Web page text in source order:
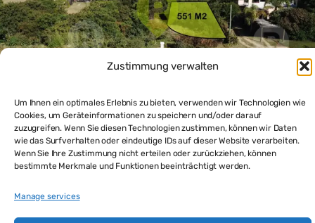
Zustimmung verwalten
Um Ihnen ein optimales Erlebnis zu bieten, verwenden wir Technologien wie
Cookies, um Geräteinformationen zu speichern und/oder darauf
zuzugreifen. Wenn Sie diesen Technologien zustimmen, können wir Daten
wie das Surfverhalten oder eindeutige IDs auf dieser Website verarbeiten.
Wenn Sie Ihre Zustimmung nicht erteilen oder zurückziehen, können
bestimmte Merkmale und Funktionen beeinträchtigt werden.
Manage services
Ruhig gelegenes Grundstück in LaPaloma strandnah:
Exklusive Gelegenheit in La Aguada
$42,000